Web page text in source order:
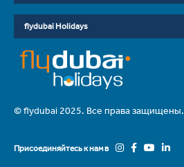
flydubai Holidays
© flydubai 2025. Все права защищены.
Присоединяйтесь к нам в